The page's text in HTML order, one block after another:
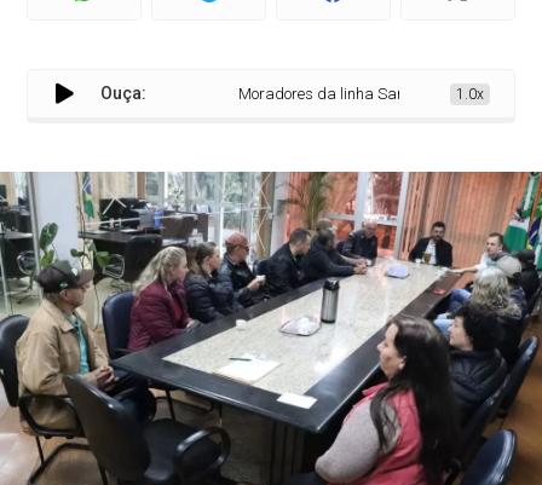
Ouça: Moradores da linha Sanga Mico levam
1.0x